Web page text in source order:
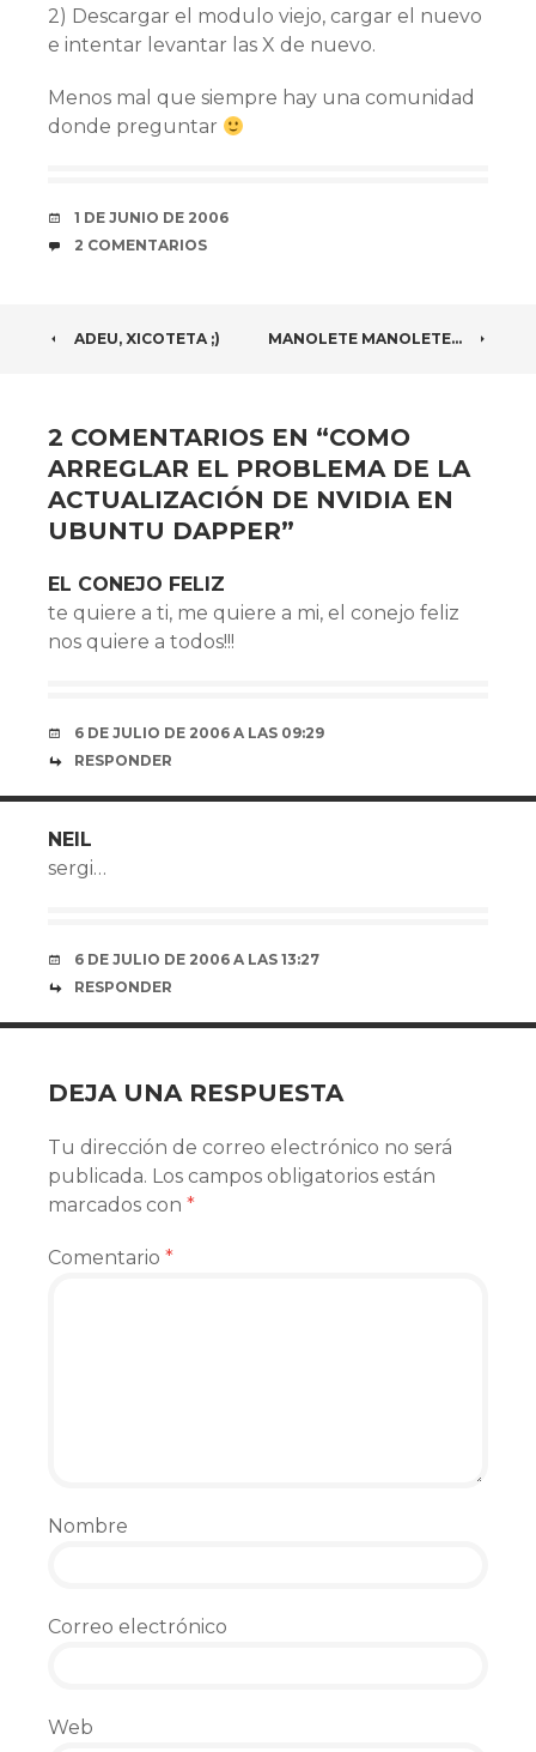
2) Descargar el modulo viejo, cargar el nuevo
e intentar levantar las X de nuevo.
Menos mal que siempre hay una comunidad
donde preguntar
FECHA
1 DE JUNIO DE 2006
COMENTARIOS
2 COMENTARIOS
NAVEGADOR
ARTÍCULOS
ADEU, XICOTETA ;) MANOLETE MANOLETE…
2 COMENTARIOS EN “COMO
ARREGLAR EL PROBLEMA DE LA
ACTUALIZACIÓN DE NVIDIA EN
UBUNTU DAPPER”
EL CONEJO FELIZ
te quiere a ti, me quiere a mi, el conejo feliz
nos quiere a todos!!!
6 DE JULIO DE 2006 A LAS 09:29
RESPONDER
NEIL
sergi…
6 DE JULIO DE 2006 A LAS 13:27
RESPONDER
DEJA UNA RESPUESTA
Tu dirección de correo electrónico no será
publicada. Los campos obligatorios están
marcados con *
Comentario *
Nombre
Correo electrónico
Web